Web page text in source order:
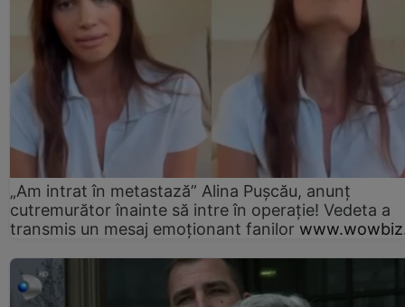
„Am intrat în metastază” Alina Pușcău, anunț
cutremurător înainte să intre în operație! Vedeta a
transmis un mesaj emoționant fanilor